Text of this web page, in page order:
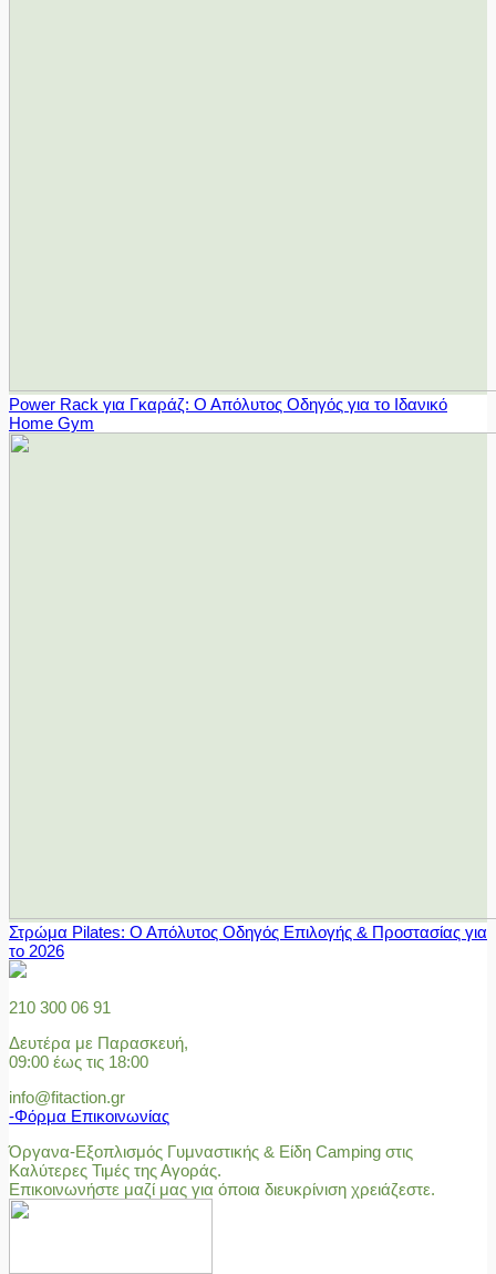
Power Rack για Γκαράζ: Ο Απόλυτος Οδηγός για το Ιδανικό
Home Gym
Στρώμα Pilates: Ο Απόλυτος Οδηγός Επιλογής & Προστασίας για
το 2026
210 300 06 91
Δευτέρα με Παρασκευή,
09:00 έως τις 18:00
info@fitaction.gr
-Φόρμα Επικοινωνίας
Όργανα-Εξοπλισμός Γυμναστικής & Είδη Camping στις
Καλύτερες Τιμές της Αγοράς.
Επικοινωνήστε μαζί μας για όποια διευκρίνιση χρειάζεστε.